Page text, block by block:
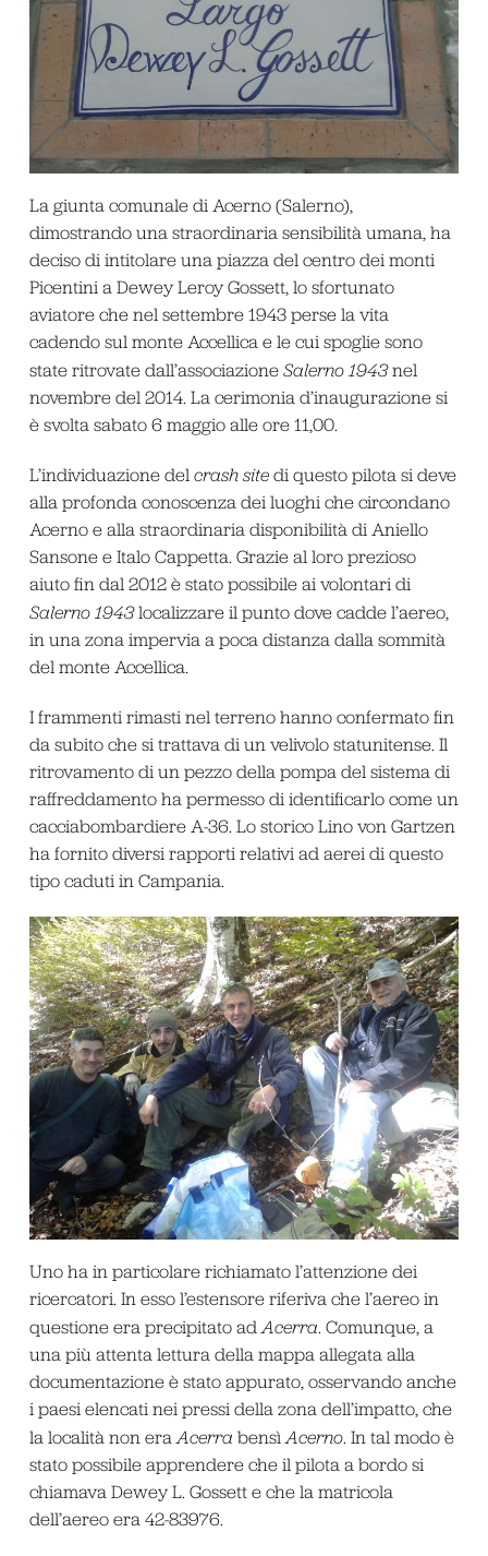
La giunta comunale di Acerno (Salerno),
dimostrando una straordinaria sensibilità umana, ha
deciso di intitolare una piazza del centro dei monti
Picentini a Dewey Leroy Gossett, lo sfortunato
aviatore che nel settembre 1943 perse la vita
cadendo sul monte Accellica e le cui spoglie sono
state ritrovate dall’associazione Salerno 1943nel
novembre del 2014. La cerimonia d’inaugurazione si
è svolta sabato 6 maggio alle ore 11,00.
L’individuazione del crash sitedi questo pilota si deve
alla profonda conoscenza dei luoghi che circondano
Acerno e alla straordinaria disponibilità di Aniello
Sansone e Italo Cappetta. Grazie al loro prezioso
aiuto fin dal 2012 è stato possibile ai volontari di
Salerno 1943localizzare il punto dove cadde l’aereo,
in una zona impervia a poca distanza dalla sommità
del monte Accellica.
I frammenti rimasti nel terreno hanno confermato fin
da subito che si trattava di un velivolo statunitense. Il
ritrovamento di un pezzo della pompa del sistema di
raffreddamento ha permesso di identificarlo come un
cacciabombardiere A-36. Lo storico Lino von Gartzen
ha fornito diversi rapporti relativi ad aerei di questo
tipo caduti in Campania.
Uno ha in particolare richiamato l’attenzione dei
ricercatori. In esso l’estensore riferiva che l’aereo in
questione era precipitato ad Acerra. Comunque, a
una più attenta lettura della mappa allegata alla
documentazione è stato appurato, osservando anche
i paesi elencati nei pressi della zona dell’impatto, che
la località non era Acerra bensì Acerno. In tal modo è
stato possibile apprendere che il pilota a bordo si
chiamava Dewey L. Gossett e che la matricola
dell’aereo era 42-83976.